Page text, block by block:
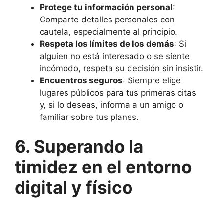
Protege tu información personal:
Comparte detalles personales con
cautela, especialmente al principio.
Respeta los límites de los demás: Si
alguien no está interesado o se siente
incómodo, respeta su decisión sin insistir.
Encuentros seguros: Siempre elige
lugares públicos para tus primeras citas
y, si lo deseas, informa a un amigo o
familiar sobre tus planes.
6. Superando la
timidez en el entorno
digital y físico